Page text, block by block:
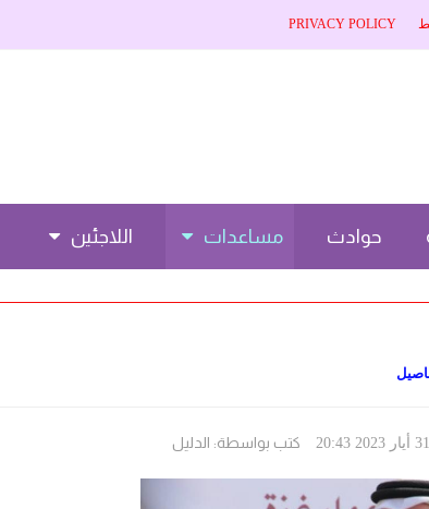
PRIVACY POLICY
حوادث مساعدات اللاجئين
كتب بواسطة: الدليل